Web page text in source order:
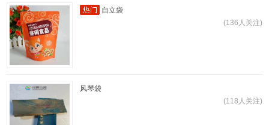
自立袋
(136人关注)
风琴袋
(118人关注)